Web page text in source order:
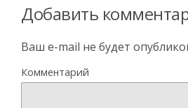
Добавить
Ваш e-mail не будет
Комментарий